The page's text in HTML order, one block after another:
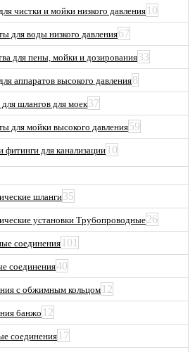
чистки и мойки низкого давления 10
для воды низкого давления67
для пены, мойки и дозирования33
аппаратов высокого давления8
шлангов для моек37
для мойки высокого давления59
фитинги для канализации 10
шланги35
установки Трубопроводные26
соединения 101
соединения40
с обжимным кольцом 12
банжо 12
соединения 17